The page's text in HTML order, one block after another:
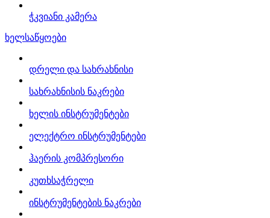
ჭკვიანი კამერა
ხელსაწყოები
დრელი და სახრახნისი
სახრახნისის ნაკრები
ხელის ინსტრუმენტები
ელექტრო ინსტრუმენტები
ჰაერის კომპრესორი
კუთხსაჭრელი
ინსტრუმენტების ნაკრები